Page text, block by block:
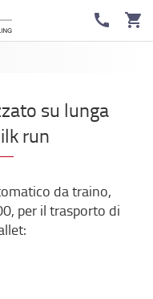
su lunga
run
da traino,
per il trasporto di